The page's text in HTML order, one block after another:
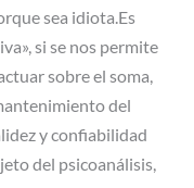
sea idiota.Es
si se nos permite
sobre el soma,
del
y confiabilidad
del psicoanálisis,